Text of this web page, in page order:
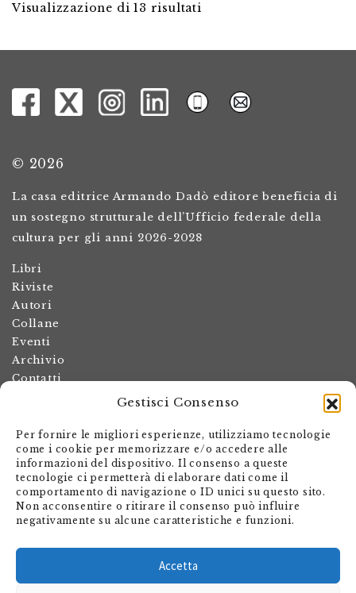
Gestisci Consenso
Per fornire le migliori esperienze, utilizziamo tecnologie
come i cookie per memorizzare e/o accedere alle
informazioni del dispositivo. Il consenso a queste
tecnologie ci permetterà di elaborare dati come il
comportamento di navigazione o ID unici su questo sito.
Non acconsentire o ritirare il consenso può influire
negativamente su alcune caratteristiche e funzioni.
Accetta
Visualizzazione di 13 risultati
© 2026
La casa editrice Armando Dadò editore beneficia di
un sostegno strutturale dell’Ufficio federale della
cultura per gli anni 2026-2028
Libri
Riviste
Autori
Collane
Eventi
Archivio
Contatti
Termini e condizioni
Spese di spedizione
Politica dei resi
Informativa sulla privacy
Il mio account
Carrello
Via Giovanni Antonio Orelli 29
Casella postale 563